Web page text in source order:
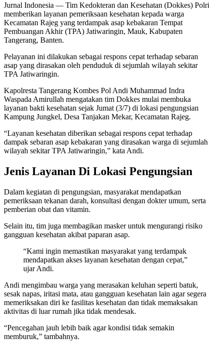
Jurnal Indonesia — Tim Kedokteran dan Kesehatan (Dokkes) Polri
memberikan layanan pemeriksaan kesehatan kepada warga
Kecamatan Rajeg yang terdampak asap kebakaran Tempat
Pembuangan Akhir (TPA) Jatiwaringin, Mauk, Kabupaten
Tangerang, Banten.
Pelayanan ini dilakukan sebagai respons cepat terhadap sebaran
asap yang dirasakan oleh penduduk di sejumlah wilayah sekitar
TPA Jatiwaringin.
Kapolresta Tangerang Kombes Pol Andi Muhammad Indra
Waspada Amirullah mengatakan tim Dokkes mulai membuka
layanan bakti kesehatan sejak Jumat (3/7) di lokasi pengungsian
Kampung Jungkel, Desa Tanjakan Mekar, Kecamatan Rajeg.
“Layanan kesehatan diberikan sebagai respons cepat terhadap
dampak sebaran asap kebakaran yang dirasakan warga di sejumlah
wilayah sekitar TPA Jatiwaringin,” kata Andi.
Jenis Layanan Di Lokasi Pengungsian
Dalam kegiatan di pengungsian, masyarakat mendapatkan
pemeriksaan tekanan darah, konsultasi dengan dokter umum, serta
pemberian obat dan vitamin.
Selain itu, tim juga membagikan masker untuk mengurangi risiko
gangguan kesehatan akibat paparan asap.
“Kami ingin memastikan masyarakat yang terdampak
mendapatkan akses layanan kesehatan dengan cepat,”
ujar Andi.
Andi mengimbau warga yang merasakan keluhan seperti batuk,
sesak napas, iritasi mata, atau gangguan kesehatan lain agar segera
memeriksakan diri ke fasilitas kesehatan dan tidak memaksakan
aktivitas di luar rumah jika tidak mendesak.
“Pencegahan jauh lebih baik agar kondisi tidak semakin
memburuk,” tambahnya.